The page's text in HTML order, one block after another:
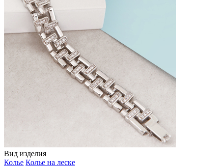
Вид изделия
Колье Колье на леске